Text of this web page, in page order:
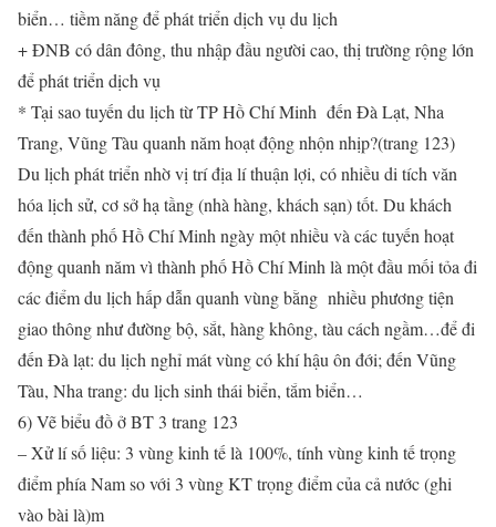
biển… tiềm năng để phát triển dịch vụ du lịch
+ ĐNB có dân đông, thu nhập đầu người cao, thị trường rộng lớn
để phát triển dịch vụ
* Tại sao tuyến du lịch từ TP Hồ Chí Minh đến Đà Lạt, Nha
Trang, Vũng Tàu quanh năm hoạt động nhộn nhịp?(trang 123)
Du lịch phát triển nhờ vị trí địa lí thuận lợi, có nhiều di tích văn
hóa lịch sử, cơ sở hạ tầng (nhà hàng, khách sạn) tốt. Du khách
đến thành phố Hồ Chí Minh ngày một nhiều và các tuyến hoạt
động quanh năm vì thành phố Hồ Chí Minh là một đầu mối tỏa đi
các điểm du lịch hấp dẫn quanh vùng bằng nhiều phương tiện
giao thông như đường bộ, sắt, hàng không, tàu cách ngầm…để đi
đến Đà lạt: du lịch nghỉ mát vùng có khí hậu ôn đới; đến Vũng
Tàu, Nha trang: du lịch sinh thái biển, tắm biển…
6) Vẽ biểu đồ ở BT 3 trang 123
– Xử lí số liệu: 3 vùng kinh tế là 100%, tính vùng kinh tế trọng
điểm phía Nam so với 3 vùng KT trọng điểm của cả nước (ghi
vào bài là)m